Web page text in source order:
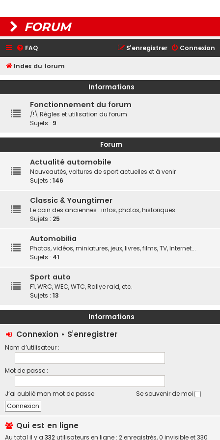
FORUM
FAQ Connexion
S’enregistrer
Index du forum
Informations
Fonctionnement du forum
/!\ Règles et utilisation du forum
Sujets : 9
Forum
Actualité automobile
Nouveautés, voitures de sport actuelles et à venir
Sujets : 146
Classic & Youngtimer
Le coin des anciennes : infos, photos, historiques
Sujets : 25
Automobilia
Photos, vidéos, miniatures, jeux, livres, films, TV, Internet...
Sujets : 41
Sport auto
F1, WRC, WEC, WTC, Rallye raid, etc.
Sujets : 13
Informations
Connexion • S’enregistrer
Nom d’utilisateur :
Mot de passe :
J’ai oublié mon mot de passe Se souvenir de moi
Qui est en ligne
Au total il y a 332utilisateurs en ligne : 2 enregistrés, 0 invisible et 330